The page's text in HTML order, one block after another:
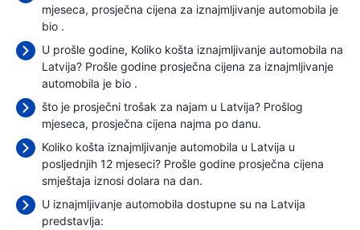
mjeseca, prosječna cijena za iznajmljivanje automobila je
bio .
U prošle godine, Koliko košta iznajmljivanje automobila na
Latvija? Prošle godine prosječna cijena za iznajmljivanje
automobila je bio .
što je prosječni trošak za najam u Latvija? Prošlog
mjeseca, prosječna cijena najma po danu.
Koliko košta iznajmljivanje automobila u Latvija u
posljednjih 12 mjeseci? Prošle godine prosječna cijena
smještaja iznosi dolara na dan.
U iznajmljivanje automobila dostupne su na Latvija
predstavlja: